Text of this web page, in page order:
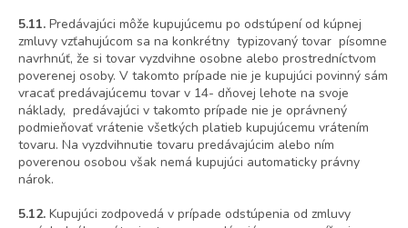
5.11. Predávajúci môže kupujúcemu po odstúpení od kúpnej
zmluvy vzťahujúcom sa na konkrétny typizovaný tovar písomne
navrhnúť, že si tovar vyzdvihne osobne alebo prostredníctvom
poverenej osoby. V takomto prípade nie je kupujúci povinný sám
vracať predávajúcemu tovar v 14- dňovej lehote na svoje
náklady, predávajúci v takomto prípade nie je oprávnený
podmieňovať vrátenie všetkých platieb kupujúcemu vrátením
tovaru. Na vyzdvihnutie tovaru predávajúcim alebo ním
poverenou osobou však nemá kupujúci automaticky právny
nárok.
5.12. Kupujúci zodpovedá v prípade odstúpenia od zmluvy